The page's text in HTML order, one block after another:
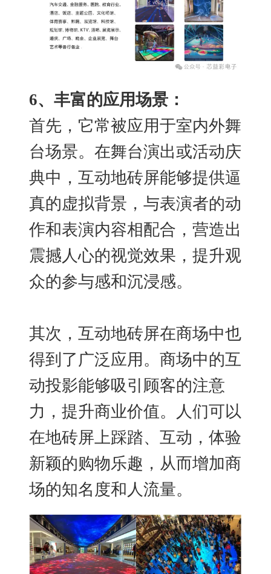
6、丰富的应用场景：
首先，它常被应用于室内外舞
台场景。在舞台演出或活动庆
典中，互动地砖屏能够提供逼
真的虚拟背景，与表演者的动
作和表演内容相配合，营造出
震撼人心的视觉效果，提升观
众的参与感和沉浸感。
其次，互动地砖屏在商场中也
得到了广泛应用。商场中的互
动投影能够吸引顾客的注意
力，提升商业价值。人们可以
在地砖屏上踩踏、互动，体验
新颖的购物乐趣，从而增加商
场的知名度和人流量。